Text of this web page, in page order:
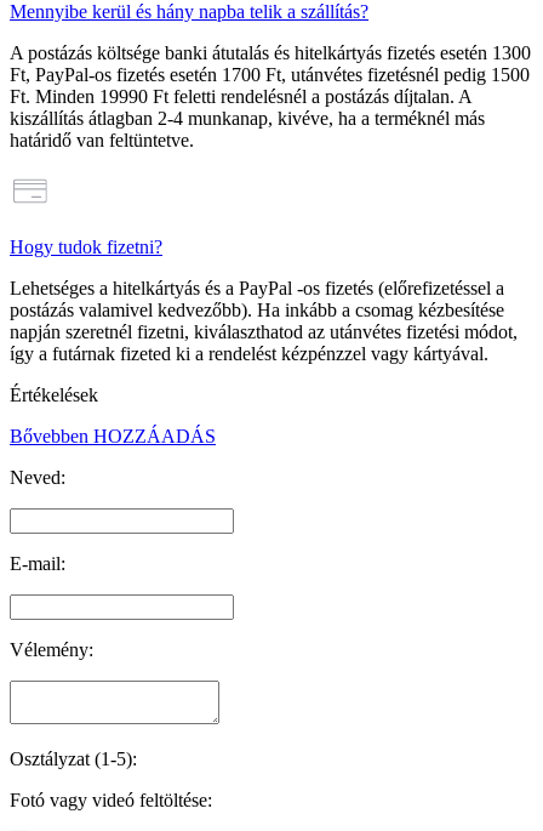
Mennyibe kerül és hány napba telik a szállítás?
A postázás költsége banki átutalás és hitelkártyás fizetés esetén 1300
Ft, PayPal-os fizetés esetén 1700 Ft, utánvétes fizetésnél pedig 1500
Ft. Minden 19990 Ft feletti rendelésnél a postázás díjtalan. A
kiszállítás átlagban 2-4 munkanap, kivéve, ha a terméknél más
határidő van feltüntetve.
Hogy tudok fizetni?
Lehetséges a hitelkártyás és a PayPal -os fizetés (előrefizetéssel a
postázás valamivel kedvezőbb). Ha inkább a csomag kézbesítése
napján szeretnél fizetni, kiválaszthatod az utánvétes fizetési módot,
így a futárnak fizeted ki a rendelést kézpénzzel vagy kártyával.
Értékelések
Bővebben HOZZÁADÁS
Neved:
E-mail:
Vélemény:
Osztályzat (1-5):
Fotó vagy videó feltöltése: